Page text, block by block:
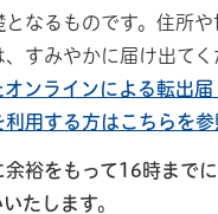
なるものです。住所
すみやかに届け出てく
ンラインによる転出
用する方はこちらを参
余裕をもって16時まで
たします。